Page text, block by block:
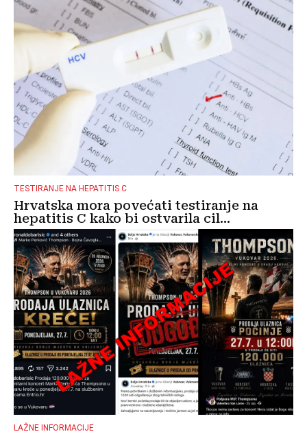
TESTIRANJE NA HEPATITIS C
Hrvatska mora povećati testiranje na
hepatitis C kako bi ostvarila cil...
LAŽNE INFORMACIJE